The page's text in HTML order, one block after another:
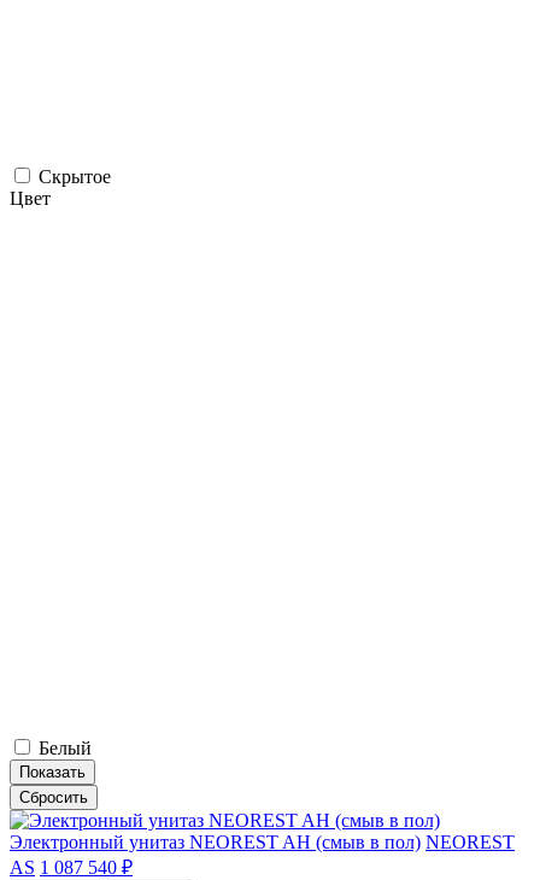
Скрытое
Цвет
Белый
Показать
Сбросить
Электронный унитаз NEOREST AH (смыв в пол) NEOREST
AS 1 087 540 ₽